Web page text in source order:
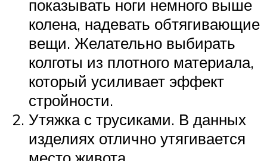
показывать ноги немного выше
колена, надевать обтягивающие
вещи. Желательно выбирать
колготы из плотного материала,
который усиливает эффект
стройности.
Утяжка с трусиками. В данных
изделиях отлично утягивается